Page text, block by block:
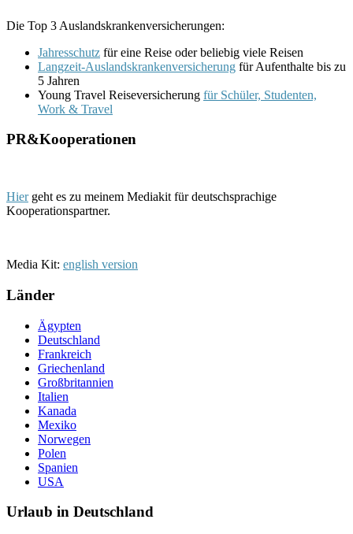
Die Top 3 Auslandskrankenversicherungen:
Jahresschutz für eine Reise oder beliebig viele Reisen
Langzeit-Auslandskrankenversicherung für Aufenthalte bis zu
5 Jahren
Young Travel Reiseversicherung für Schüler, Studenten,
Work & Travel
PR&Kooperationen
Hiergeht es zu meinem Mediakit für deutschsprachige
Kooperationspartner.
Media Kit: english version
Länder
Ägypten
Deutschland
Frankreich
Griechenland
Großbritannien
Italien
Kanada
Mexiko
Norwegen
Polen
Spanien
USA
Urlaub in Deutschland